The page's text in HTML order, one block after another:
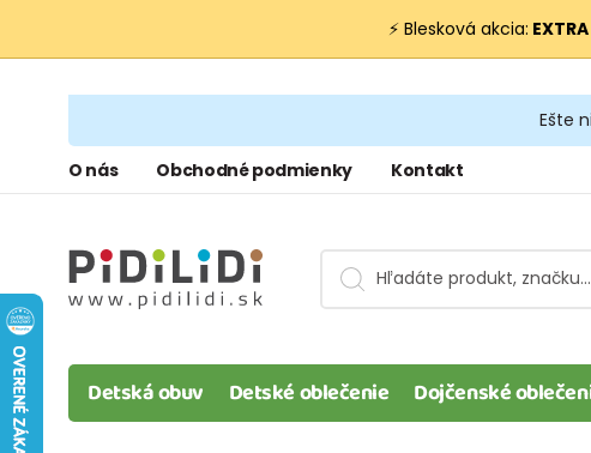
⚡ Blesková akcia:
Ešte
O nás Obchodné podmienky Kontakt
Detská obuv Detské oblečenie Dojčenské